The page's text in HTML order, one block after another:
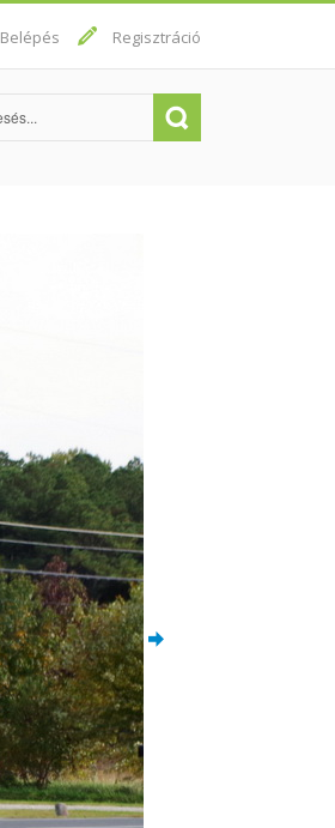
Belépés Regisztráció